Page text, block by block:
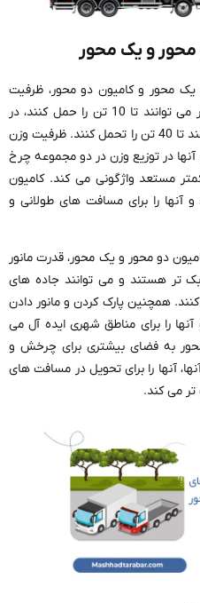
و یک محور
محور و کامیون دو محور، ظرفیت
وزن آنها است. کامیون های تک محور می توانند تا 10 تن را حمل کنند، در
حالی که کامیون های دو محور می توانند تا 40 تن را تحمل کنند. ظرفیت وزن
آنها در توزیع وزن در دو مجموعه چرخ
مستعد واژگونی می کند. کامیون
آنها را برای مسافت های طولانی و
دو محور و یک محور، قدرت مانور
تر هستند و می توانند جاده های
همچنین پارک کردن و مانور دادن
را برای مناطق شهری ایده آل می
به فضای بیشتری برای چرخش و
آنها، آنها را برای تحویل در مسافت های
می کند.